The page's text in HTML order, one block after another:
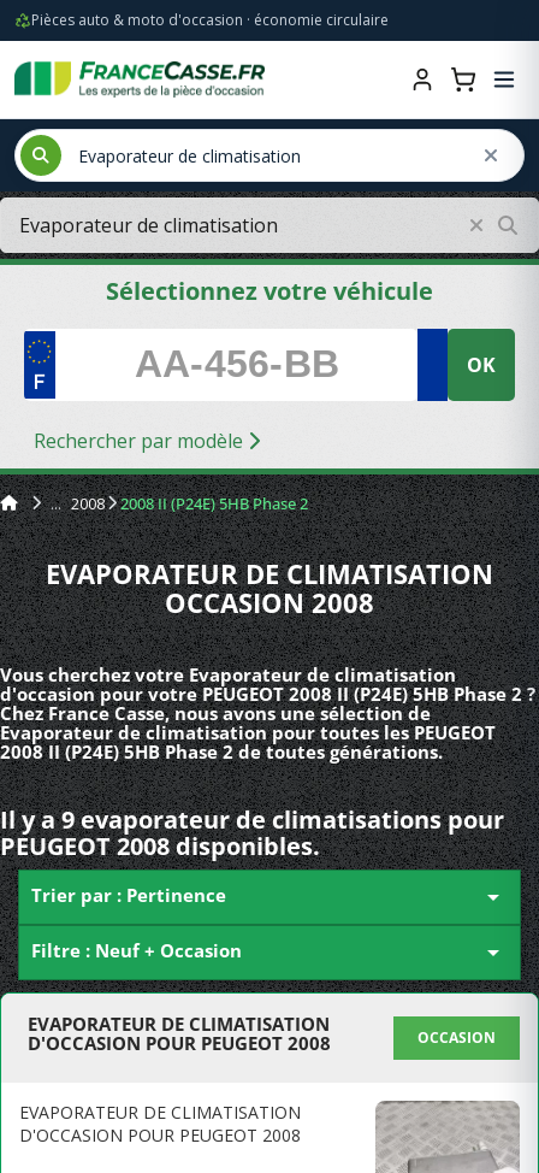
Pièces auto & moto d'occasion · économie circulaire
Sélectionnez votre véhicule
OK
Rechercher par modèle
2008 2008 II (P24E) 5HB Phase 2
EVAPORATEUR DE CLIMATISATION
OCCASION 2008
Vous cherchez votre Evaporateur de climatisation
d'occasion pour votre PEUGEOT 2008 II (P24E) 5HB Phase 2 ?
Chez France Casse, nous avons une sélection de
Evaporateur de climatisation pour toutes les PEUGEOT
2008 II (P24E) 5HB Phase 2 de toutes générations.
Il y a 9 evaporateur de climatisations pour
PEUGEOT 2008 disponibles.
Trier par : Pertinence 
Filtre : Neuf + Occasion 
EVAPORATEUR DE CLIMATISATION
D'OCCASION POUR PEUGEOT 2008
OCCASION
EVAPORATEUR DE CLIMATISATION
D'OCCASION POUR PEUGEOT 2008